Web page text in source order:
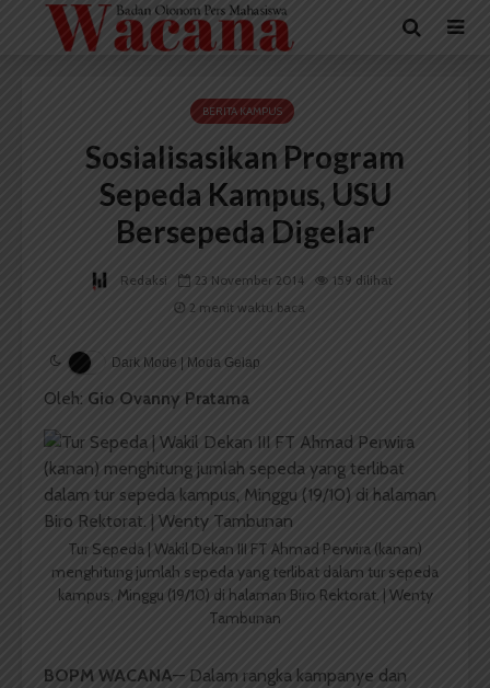
BERITA KAMPUS
Sosialisasikan Program
Sepeda Kampus, USU
Bersepeda Digelar
Redaksi 23 November 2014
159 dilihat
2 menit waktu baca
Dark Mode | Moda Gelap
Oleh: Gio Ovanny Pratama
Tur Sepeda | Wakil Dekan III FT Ahmad Perwira (kanan)
menghitung jumlah sepeda yang terlibat dalam tur sepeda
kampus, Minggu (19/10) di halaman Biro Rektorat. | Wenty
Tambunan
BOPM WACANA— Dalam rangka kampanye dan